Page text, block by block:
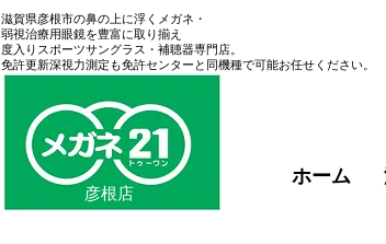
滋賀県彦根市の鼻の上に浮くメガネ・
弱視治療用眼鏡を豊富に取り揃え
度入りスポーツサングラス・補聴器専門店。
免許更新深視力測定も免許センターと同機種で可能お任せください。
彦根店
ホーム